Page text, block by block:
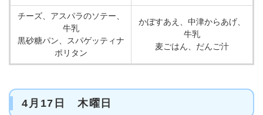
チーズ、アスパラのソテー、
牛乳
黒砂糖パン、スパゲッティナ
ポリタン
かぼすあえ、中津からあげ、
牛乳
麦ごはん、だんご汁
4月17日 木曜日